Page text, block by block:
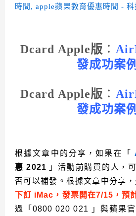
Dcard Apple版 ：
發成功案
Dcard Apple版 ：
發成功案
根據文章中的分享，如果在「
惠2021 」活動前購買的人，
否可以補發。根據文章中分享
下訂 iMac，發票開在7/15，預
過「0800 020 021 」與蘋果